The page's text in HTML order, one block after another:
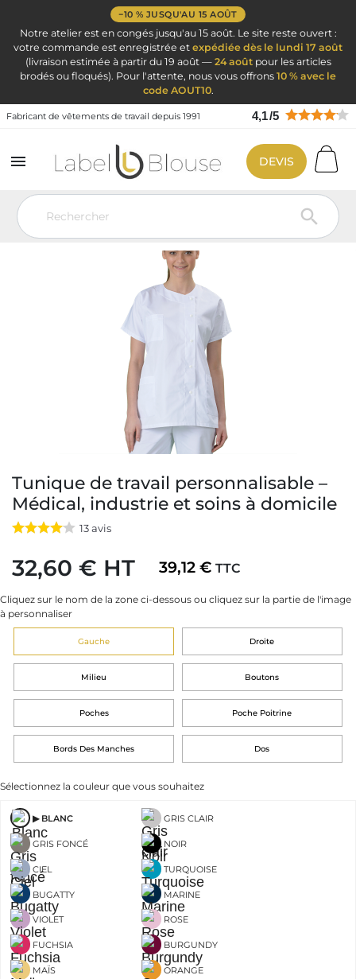
−10 % JUSQU'AU 15 AOÛT
Notre atelier est en congés jusqu'au 15 août. Le site reste ouvert :
votre commande est enregistrée et expédiée dès le lundi 17 août
(livraison estimée à partir du 19 août — 24 aoûtpour les articles
brodés ou floqués). Pour l'attente, nous vous offrons 10 % avec le
code AOUT10.
Fabricant de vêtements de travail depuis 1991 4,1/5


DEVIS
Vêtement de travail Blouse personnalisé
Tunique de travail
Tunique de travail personnalisable –
Médical, industrie et soins à domicile
13avis
32,60 € HT 39,12 € TTC
Cliquez sur le nom de la zone ci-dessous ou cliquez sur la partie de l'image
à personnaliser
Gauche Droite
Milieu Boutons
Poches Poche Poitrine
Bords Des Manches Dos
Sélectionnez la couleur que vous souhaitez
BLANC GRIS CLAIR
GRIS FONCÉ NOIR
CIEL TURQUOISE
BUGATTY MARINE
VIOLET ROSE
FUCHSIA BURGUNDY
MAÏS ORANGE